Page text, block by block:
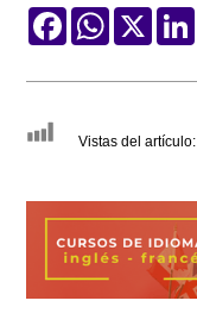
FacebookWhatsApp
X
Vistas del artículo: